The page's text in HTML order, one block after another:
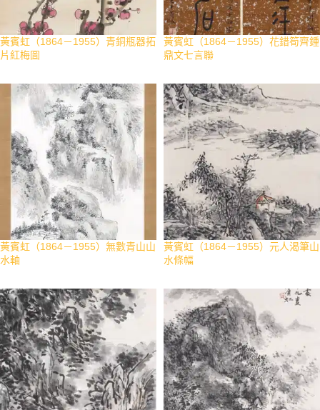
黃賓虹（1864－1955）青銅瓶器拓
片紅梅圖
黃賓虹（1864－1955）花錯筍齊鍾
鼎文七言聯
黃賓虹（1864－1955）無數青山山
水軸
黃賓虹（1864－1955）元人渴筆山
水條幅